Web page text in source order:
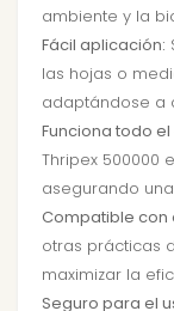
ambiente y la
Fácil aplicación:
las hojas o
adaptándose a
Funciona todo el
Thripex 500000
asegurando
Compatible con
otras prácticas
maximizar la
Seguro para el